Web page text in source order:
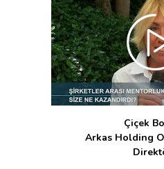
Çiçek
Arkas Holding